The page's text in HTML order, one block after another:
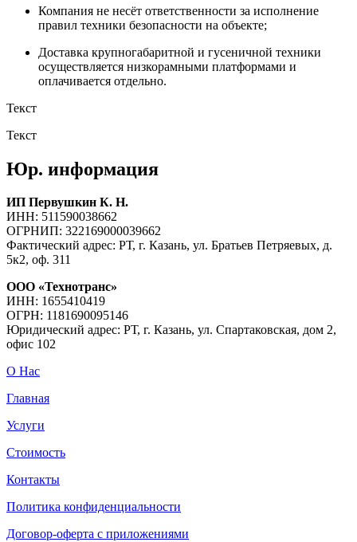
Компания не несёт ответственности за исполнение
правил техники безопасности на объекте;
Доставка крупногабаритной и гусеничной техники
осуществляется низкорамными платформами и
оплачивается отдельно.
Текст
Текст
Юр. информация
ИП Первушкин К. Н.
ИНН: 511590038662
ОГРНИП: 322169000039662
Фактический адрес: РТ, г. Казань, ул. Братьев Петряевых, д.
5к2, оф. 311
ООО «Технотранс»
ИНН: 1655410419
ОГРН: 1181690095146
Юридический адрес: РТ, г. Казань, ул. Спартаковская, дом 2,
офис 102
О Нас
Главная
Услуги
Стоимость
Контакты
Политика конфиденциальности
Договор-оферта с приложениями